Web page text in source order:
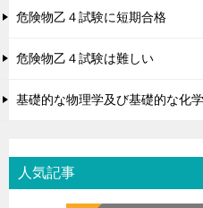
危険物乙４試験に短期合格
危険物乙４試験は難しい
基礎的な物理学及び基礎的な化
人気記事